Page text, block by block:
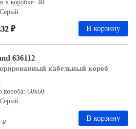
в коробке: 40
₽ В корзину
636112
кабельный короб
короба: 60x60
₽
В корзину